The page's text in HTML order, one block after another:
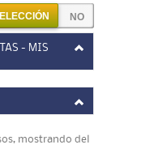
- MIS
mostrando del